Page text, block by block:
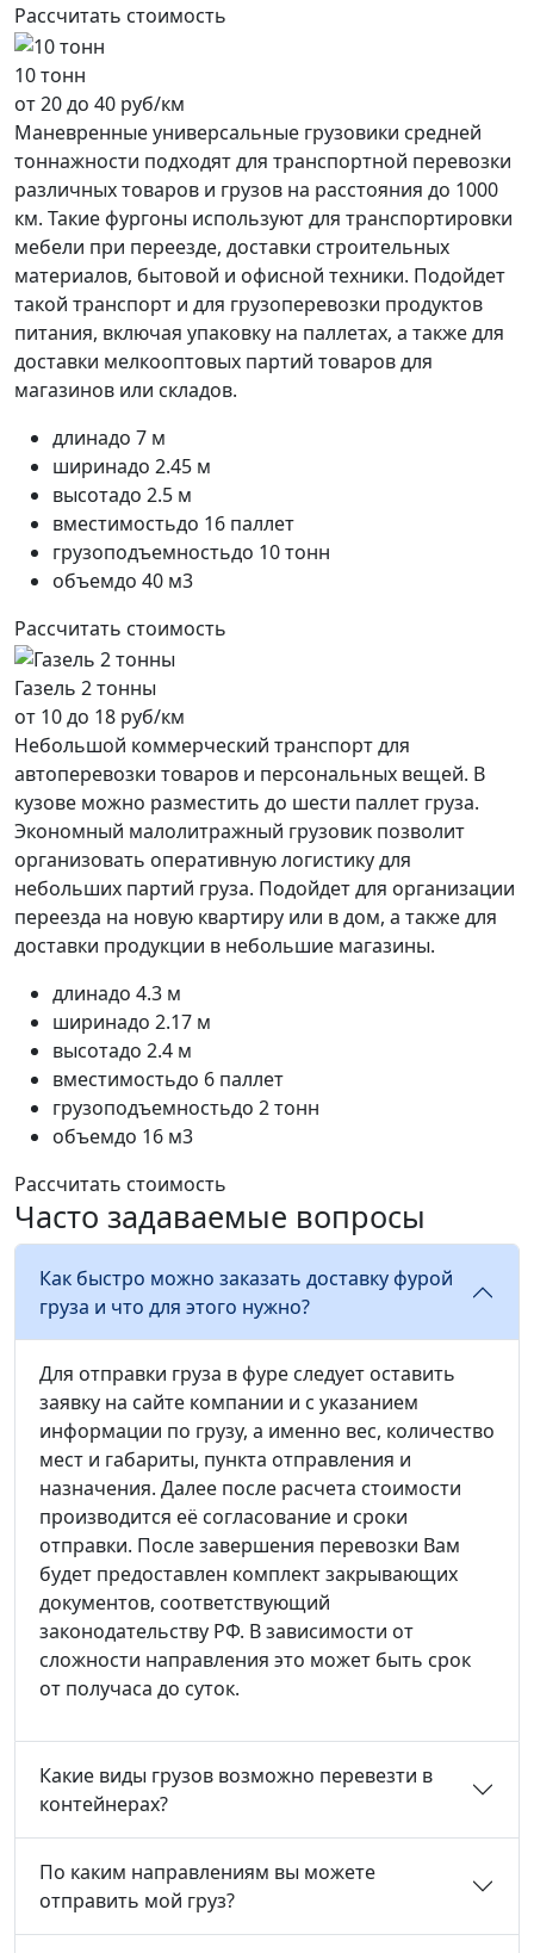
Рассчитать стоимость
10 тонн
от 20 до 40 руб/км
Маневренные универсальные грузовики средней
тоннажности подходят для транспортной перевозки
различных товаров и грузов на расстояния до 1000
км. Такие фургоны используют для транспортировки
мебели при переезде, доставки строительных
материалов, бытовой и офисной техники. Подойдет
такой транспорт и для грузоперевозки продуктов
питания, включая упаковку на паллетах, а также для
доставки мелкооптовых партий товаров для
магазинов или складов.
длинадо 7 м
ширинадо 2.45 м
высотадо 2.5 м
вместимостьдо 16 паллет
грузоподъемностьдо 10 тонн
объемдо 40 м3
Рассчитать стоимость
Газель 2 тонны
от 10 до 18 руб/км
Небольшой коммерческий транспорт для
автоперевозки товаров и персональных вещей. В
кузове можно разместить до шести паллет груза.
Экономный малолитражный грузовик позволит
организовать оперативную логистику для
небольших партий груза. Подойдет для организации
переезда на новую квартиру или в дом, а также для
доставки продукции в небольшие магазины.
длинадо 4.3 м
ширинадо 2.17 м
высотадо 2.4 м
вместимостьдо 6 паллет
грузоподъемностьдо 2 тонн
объемдо 16 м3
Рассчитать стоимость
Часто задаваемые вопросы
Как быстро можно заказать доставку фурой
груза и что для этого нужно?
Для отправки груза в фуре следует оставить
заявку на сайте компании и с указанием
информации по грузу, а именно вес, количество
мест и габариты, пункта отправления и
назначения. Далее после расчета стоимости
производится её согласование и сроки
отправки. После завершения перевозки Вам
будет предоставлен комплект закрывающих
документов, соответствующий
законодательству РФ. В зависимости от
сложности направления это может быть срок
от получаса до суток.
Какие виды грузов возможно перевезти в
контейнерах?
По каким направлениям вы можете
отправить мой груз?